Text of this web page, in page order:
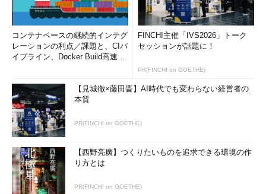
コンテナベースの継続的インテグ
レーションの利点／課題と、CIパ
イプライン、Docker Build高速化
FINCHI主催「IVS2026」トーク
セッションが話題に！
PR(FINCHI on GOETHE)
【見城徹×藤田晋】AI時代でも変わらない経営者の
本質
PR(FINCHI on GOETHE)
【西野亮廣】つくりたいものを追求できる環境の作
り方とは
PR(FINCHI on GOETHE)